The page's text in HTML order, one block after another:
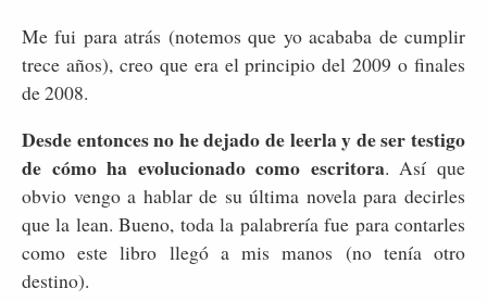
Me fui para atrás (notemos que yo acababa de cumplir
trece años), creo que era el principio del 2009 o finales
de 2008.
Desde entonces no he dejado de leerla y de ser testigo
de cómo ha evolucionado como escritora. Así que
obvio vengo a hablar de su última novela para decirles
que la lean. Bueno, toda la palabrería fue para contarles
como este libro llegó a mis manos (no tenía otro
destino).